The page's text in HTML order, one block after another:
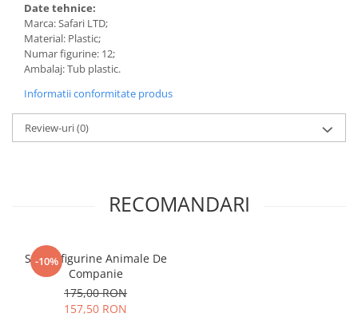
Date tehnice:
Marca: Safari LTD;
Material: Plastic;
Numar figurine: 12;
Ambalaj: Tub plastic.
Informatii conformitate produs
Review-uri(0)
RECOMANDARI
-10%
Set 48 figurine Animale De
Companie
175,00 RON
157,50 RON